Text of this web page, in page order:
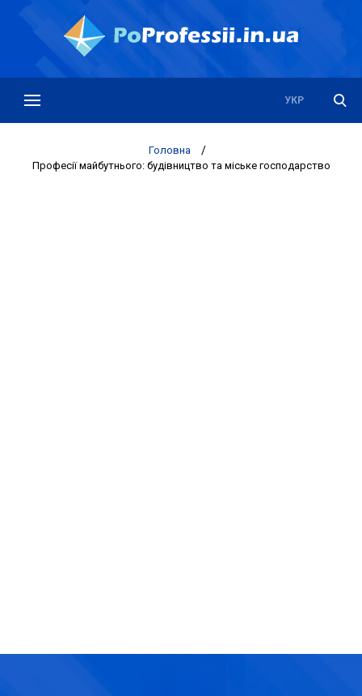
РУС
УКР
Головна /
Професії майбутнього: будівництво та міське господарство